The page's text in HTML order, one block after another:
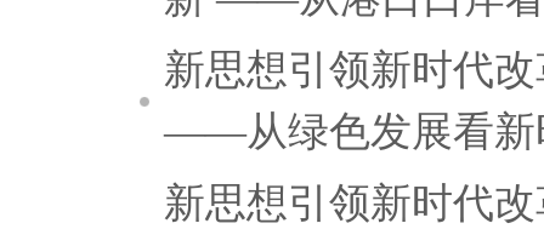
新思想引领新时代
——从绿色发展看新
新思想引领新时代